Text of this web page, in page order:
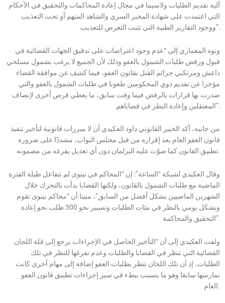
آلية تقديم الطلبات ولاسيما في مجال إعادة المحاكمات والتحقيق في الأحكام
التي اعتمدت على شهادة المخبر السري والشاهد المتهم أو تحت التعذيب
ووجود التقارير الطبية التي تثبت التعرض للتعذيب”.
ونوه المعماري إلى “عدم وجود اعتراضات على تدقيق الجهات القضائية في
قبول ورفض طلبات الشمول بالعفو وذلك لأن الجميع لا يرغب بشمول مسلحي
داعش ومرتكبي جرائم القتل بقانون العفو، فيما كشف عن موافقة القضاء
مؤخرا عن تقديم ذوي المحكومين طعونا في طلبات الشمول بالعفو والتي
صدرت بها قرارات بالرفض فيما وقت سابق، ما يعطي فرص أخرى لإنصاف
المعتقلين وإعادة النظر في قضاياهم”.
من جانبه، أكد الخبير القانوني داود العكيدي أن لا مبررات قانونية لتأخير تنفيذ
قانون العفو العام بعد إقراره من قبل مجلس النواب، مشددًا على ضرورة
تطبيق القانون كما صوّت عليه البرلمان دون أي تعديل يفرغه من مضمونه.
وقال العكيدي لشبكة “الساعة”: إن “المحاكم في نينوى لم تتفاعل طيلة الفترة
الماضية مع طلبات الشمول بالقانون، ولكنها القضايا بدأت بالتحرك خلال
الشهرين الماضيين بشكل أفضل من السابق”، مبينا أن “محاكم نينوى تقوم
وبشكل يومي بالنظر في مئات الطلبات وتسيير نحو 300 طلب نحو إعادة
التحقيق والمحاكمة”.
ولفت العكيدي إلى أن “التأخير الحاصل في الإجراءات يرجع إلى قلة اللجان
القضائية التي تنظر في القضايا والطلبات وعدم تفرغها للنظر في تلك
الطلبات، إذ أن تلك اللجان تنظر بطلبات العفو إضافة إلى مهام أخرى كانت
تمارسها سابقا وهو ما يتسبب ببطء في سير إجراءات تطبيق قانون العفو
العام.